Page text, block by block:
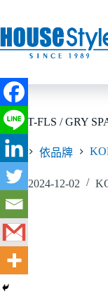
至
主
內
容
38911T-FLS / GRY
首頁 依品牌
2024-12-02